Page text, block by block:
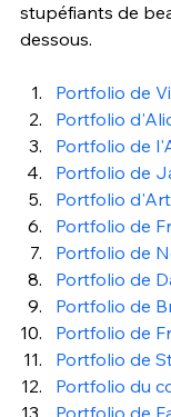
stupéfiants de
dessous.
Portfolio de
Portfolio
Portfolio de
Portfolio de
Portfolio
Portfolio de
Portfolio de
Portfolio de
Portfolio de
Portfolio de
Portfolio de
Portfolio du